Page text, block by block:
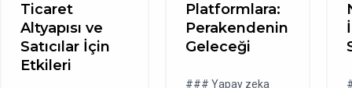
Ticaret
Altyapısı ve
Satıcılar İçin
Etkileri
Platformlara:
Perakendenin
Geleceği
### Yapay zeka